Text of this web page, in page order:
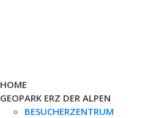
HOME
GEOPARK ERZ DER ALPEN
BESUCHERZENTRUM